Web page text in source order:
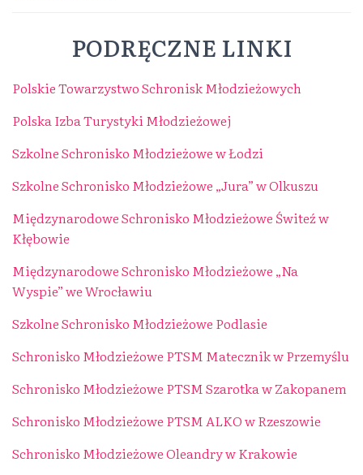
PODRĘCZNE LINKI
Polskie Towarzystwo Schronisk Młodzieżowych
Polska Izba Turystyki Młodzieżowej
Szkolne Schronisko Młodzieżowe w Łodzi
Szkolne Schronisko Młodzieżowe „Jura” w Olkuszu
Międzynarodowe Schronisko Młodzieżowe Świteź w
Kłębowie
Międzynarodowe Schronisko Młodzieżowe „Na
Wyspie” we Wrocławiu
Szkolne Schronisko Młodzieżowe Podlasie
Schronisko Młodzieżowe PTSM Matecznik w Przemyślu
Schronisko Młodzieżowe PTSM Szarotka w Zakopanem
Schronisko Młodzieżowe PTSM ALKO w Rzeszowie
Schronisko Młodzieżowe Oleandry w Krakowie